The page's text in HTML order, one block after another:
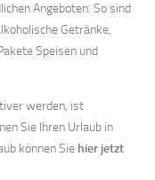
Angeboten. So sind
Getränke,
Speisen und
werden, ist
Sie Ihren Urlaub in
können Sie hier jetzt